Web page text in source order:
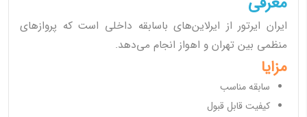
ایران ایرتور از ایرلاین‌های باسابقه داخلی است که پروازهای
منظمی بین تهران و اهواز انجام می‌دهد.
مزایا
سابقه مناسب
کیفیت قابل قبول